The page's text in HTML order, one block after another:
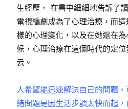
生經歷， 在書中細細地告訴了
電視編劇成為了心理治療，而
樣的心理變化，以及在她還在
候，心理治療在這個時代的定
云。
人希望能迅速解決自己的問題
緒問題是因生活步調太快而起